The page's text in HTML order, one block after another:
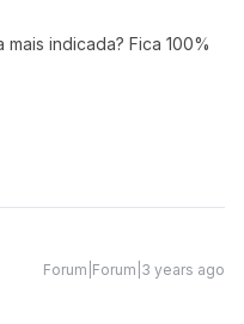
indicada? Fica 100%
Forum|Forum|3 years ago